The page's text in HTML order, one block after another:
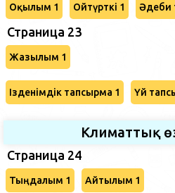
Оқылым 1 Ойтүрткі 1 Әдеби
Страница 23
Жазылым 1
Ізденімдік тапсырма 1 Үй
Климаттық
Страница 24
Тыңдалым 1 Айтылым 1